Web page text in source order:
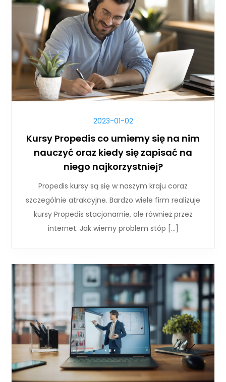
2023-01-02
Kursy Propedis co umiemy się na nim
nauczyć oraz kiedy się zapisać na
niego najkorzystniej?
Propedis kursy są się w naszym kraju coraz
szczególnie atrakcyjne. Bardzo wiele firm realizuje
kursy Propedis stacjonarnie, ale również przez
internet. Jak wiemy problem stóp […]